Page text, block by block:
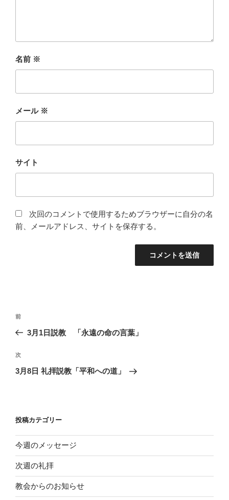
名前 ※
メール ※
サイト
次回のコメントで使用するためブラウザーに自分の名
前、メールアドレス、サイトを保存する。
投
ビ
ゲ
ン
前
の
稿
前
3月1日説教 「永遠の命の言葉」
次
の
次
3月8日 礼拝説教「平和への道」
投稿カテゴリー
今週のメッセージ
次週の礼拝
教会からのお知らせ